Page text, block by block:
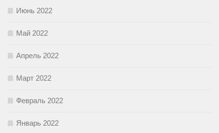
Июнь 2022
Май 2022
Апрель 2022
Март 2022
Февраль 2022
Январь 2022